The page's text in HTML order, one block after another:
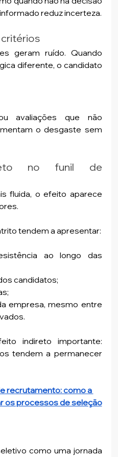
reduz incerteza.
critérios
geram ruído. Quando
diferente, o candidato
avaliações que não
o desgaste sem
no funil de
fluida, o efeito aparece
tendem a apresentar:
ao longo das
candidatos;
empresa, mesmo entre
indireto importante:
tendem a permanecer
recrutamento: como a
os processos de seleção
como uma jornada